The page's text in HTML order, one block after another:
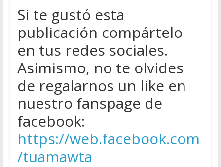
Si te gustó esta
publicación compártelo
en tus redes sociales.
Asimismo, no te olvides
de regalarnos un like en
nuestro fanspage de
facebook:
https://web.facebook.com
/tuamawta